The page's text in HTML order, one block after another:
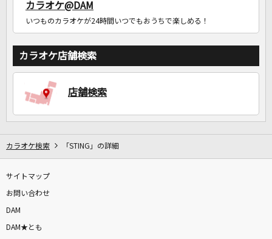
カラオケ@DAM
いつものカラオケが24時間いつでもおうちで楽しめる！
カラオケ店舗検索
店舗検索
カラオケ検索 「STING」の詳細
サイトマップ
お問い合わせ
DAM
DAM★とも